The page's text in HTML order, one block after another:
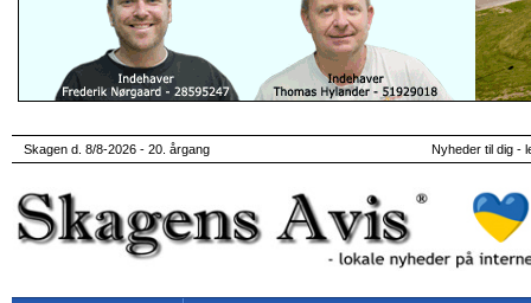
Skagen d. 8/8-2026 - 20. årgang Nyheder til dig -